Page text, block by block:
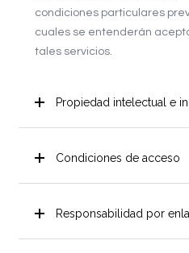
condiciones particulares
cuales se entenderán
tales servicios.
Propiedad intelectual e
Condiciones de acceso
Responsabilidad por